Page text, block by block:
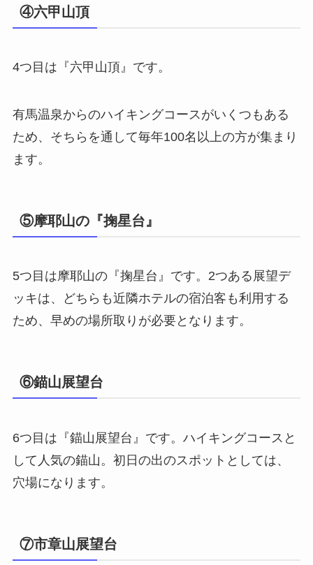
④六甲山頂
4つ目は『六甲山頂』です。
有馬温泉からのハイキングコースがいくつもある
ため、そちらを通して毎年100名以上の方が集まり
ます。
⑤摩耶山の『掬星台』
5つ目は摩耶山の『掬星台』です。2つある展望デ
ッキは、どちらも近隣ホテルの宿泊客も利用する
ため、早めの場所取りが必要となります。
⑥錨山展望台
6つ目は『錨山展望台』です。ハイキングコースと
して人気の錨山。初日の出のスポットとしては、
穴場になります。
⑦市章山展望台